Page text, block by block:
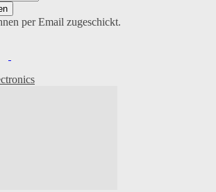
per Email zugeschickt.